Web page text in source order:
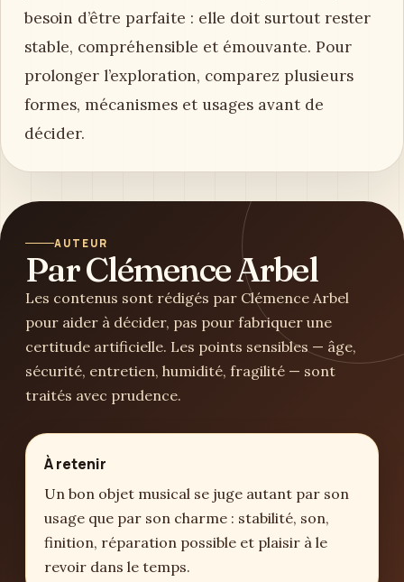
besoin d’être parfaite : elle doit surtout rester
stable, compréhensible et émouvante. Pour
prolonger l’exploration, comparez plusieurs
formes, mécanismes et usages avant de
décider.
AUTEUR
Par Clémence Arbel
Les contenus sont rédigés par Clémence Arbel
pour aider à décider, pas pour fabriquer une
certitude artificielle. Les points sensibles — âge,
sécurité, entretien, humidité, fragilité — sont
traités avec prudence.
À retenir
Un bon objet musical se juge autant par son
usage que par son charme : stabilité, son,
finition, réparation possible et plaisir à le
revoir dans le temps.